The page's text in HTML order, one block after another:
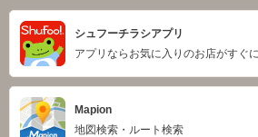
シュフーチラシアプリ
アプリならお気に入りのお店がすぐ
Mapion
地図検索・ルート検索